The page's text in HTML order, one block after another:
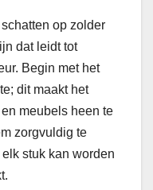
op zolder
dat leidt tot
Begin met het
dit maakt het
meubels heen te
zorgvuldig te
stuk kan worden